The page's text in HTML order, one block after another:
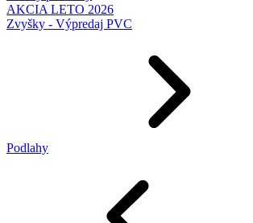
AKCIA LETO 2026
Zvyšky - Výpredaj PVC
Podlahy